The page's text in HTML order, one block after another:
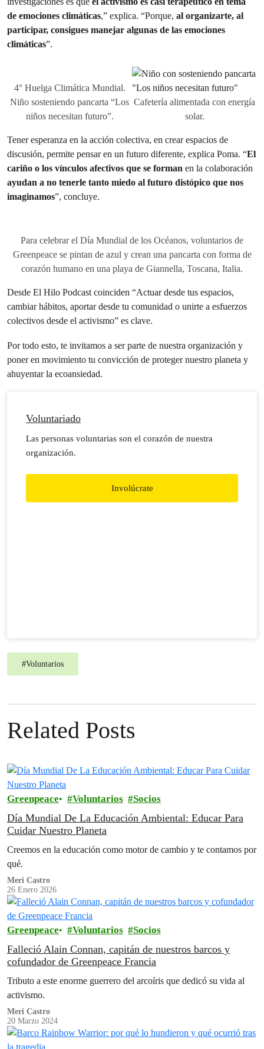
de emociones climáticas,” explica. “Porque, al organizarte, al
participar, consigues manejar algunas de las emociones
climáticas”.
4° Huelga Climática Mundial.
Niño sosteniendo pancarta “Los
niños necesitan futuro”.
Cafetería alimentada con energía
solar.
Tener esperanza en la acción colectiva, en crear espacios de
discusión, permite pensar en un futuro diferente, explica Poma. “El
cariño o los vínculos afectivos que se forman en la colaboración
ayudan a no tenerle tanto miedo al futuro distópico que nos
imaginamos”, concluye.
Para celebrar el Día Mundial de los Océanos, voluntarios de
Greenpeace se pintan de azul y crean una pancarta con forma de
corazón humano en una playa de Giannella, Toscana, Italia.
Desde El Hilo Podcast coinciden “Actuar desde tus espacios,
cambiar hábitos, aportar desde tu comunidad o unirte a esfuerzos
colectivos desde el activismo” es clave.
Por todo esto, te invitamos a ser parte de nuestra organización y
poner en movimiento tu convicción de proteger nuestro planeta y
ahuyentar la ecoansiedad.
Voluntariado
Las personas voluntarias son el corazón de nuestra
organización.
Involúcrate
#Voluntarios
Related Posts
Greenpeace Voluntarios Socios
Día Mundial De La Educación Ambiental: Educar Para
Cuidar Nuestro Planeta
Creemos en la educación como motor de cambio y te contamos por
qué.
Meri Castro
26 Enero 2026
Greenpeace Voluntarios Socios
Falleció Alain Connan, capitán de nuestros barcos y
cofundador de Greenpeace Francia
Tributo a este enorme guerrero del arcoíris que dedicó su vida al
activismo.
Meri Castro
20 Marzo 2024